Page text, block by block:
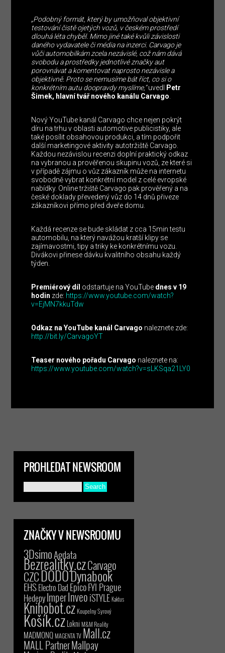
„Podobný formát, který by umožňoval objektivní
testování čistě ojetých vozů, v českém prostředí
dlouhá léta chyběl. Mimo jiné také kvůli závislosti
daného vydavatele či média na inzerci. Carvago je
vůči automobilkám zcela nezávislé, což nám dává
svobodu a prostředky jednotlivé značky aut
porovnávat a komentovat naprosto nezávisle a
objektivně. Proto se nemusíme bát říct, co si o
konkrétním autu doopravdy myslíme,“uvedl
Petr
Šimek, hlavní tvář nového kanálu Carvago
Nový YouTube kanál Carvago chce nejen pokrýt
díru na trhu v oblasti automotive publicistiky, ale
také posílit obsahovou produkci, a tím podpořit
další marketingové aktivity autotržiště Carvago.
Každou nezávislou recenzi doplní praktický odkaz
na vybranou a prověřenou skupinu vozů, ze které si
v případě zájmu o vůz zákazník může na internetu
svobodně vybrat konkrétní model z celé evropské
nabídky. Online tržiště Carvago pak prověřený a na
české doklady převedený vůz do 14 dnů přiveze
zákazníkovi přímo před dveře domu.
Každá recenze se bude skládat z cca 15min testu
automobilu, na který navážou kratší klipy se
zajímavostmi, tipy a triky ke konkrétnímu vozu.
Divákovi přinese dávku kvalitního obsahu každý
týden.
Premiérový díl odstartuje na YouTube dnes v 19
hodin zde: https://www.youtube.com/watch?
v=EjMN7kkuTdw
Odkaz na YouTube kanál Carvago naleznete zde:
http://bit.ly/CarvagoYT
Teaser nového pořadu Carvago naleznete na:
https://www.youtube.com/watch?v=sLKSqa21LY0
PROHLEDAT NEWSROOM
ZNAČKY V NEWSROOMU
3DsimoAgdata
Bezrealitky.czCarvago
CZCDODODynabook
EHSElectro Dad EpicoFYI Prague
HedepyImperInveoiSTYLE Kaktus
Knihobot.czKoupelny Syrový
Košík.czLokni M&M Reality
MADMONQMAGENTA TV Mall.cz
MALL PartnerMallpay